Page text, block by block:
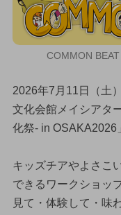
COMMON
2026年7月11日（土
文化会館メイシアタ
化祭- in OSAKA2026
キッズチアやよさこ
できるワークショッ
見て・体験して・味